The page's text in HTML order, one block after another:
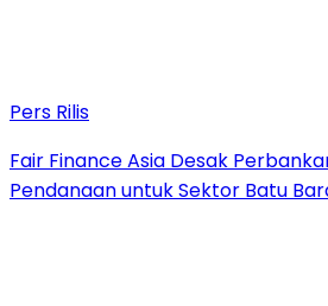
Pers Rilis
Fair Finance Asia Desak
Pendanaan untuk Sektor Batu